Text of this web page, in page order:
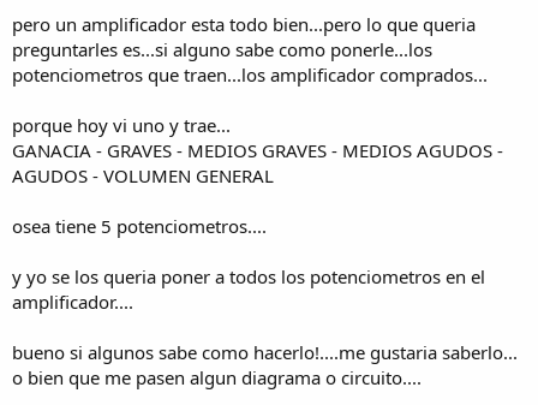
pero un amplificador esta todo bien...pero lo que queria
preguntarles es...si alguno sabe como ponerle...los
potenciometros que traen...los amplificador comprados...
porque hoy vi uno y trae...
GANACIA - GRAVES - MEDIOS GRAVES - MEDIOS AGUDOS -
AGUDOS - VOLUMEN GENERAL
osea tiene 5 potenciometros....
y yo se los queria poner a todos los potenciometros en el
amplificador....
bueno si algunos sabe como hacerlo!....me gustaria saberlo...
o bien que me pasen algun diagrama o circuito....